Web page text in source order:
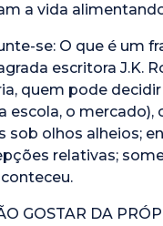
a vida
se: O que é um
escritora J.K.
quem pode
escola, o
sob olhos alheios;
relativas;
GOSTAR DA